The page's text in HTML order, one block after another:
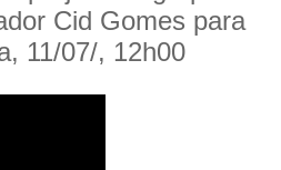
Cid Gomes para
11/07/, 12h00